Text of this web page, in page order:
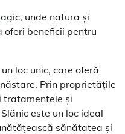
unde natura și
oferi beneficii pentru
loc unic, care oferă
Prin proprietățile
tratamentele și
este un loc ideal
sănătatea și